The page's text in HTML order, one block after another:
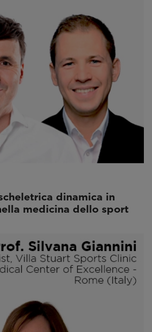
dinamica in
medicina dello sport